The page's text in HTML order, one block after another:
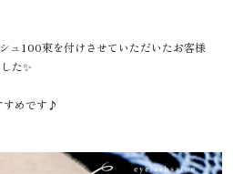
ュ100束を付けさせていただいたお客様
た✨
すめです♪